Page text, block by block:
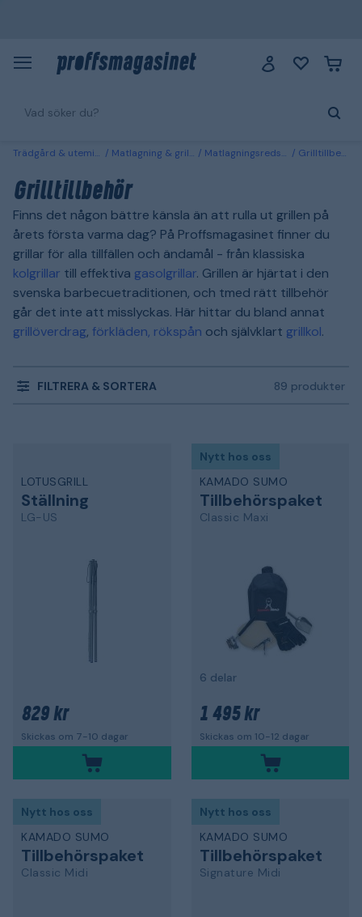
Trädgård & utemiljö Matlagning & grillar Matlagningsredskap Grilltillbehör
Grilltillbehör
Finns det någon bättre känsla än att rulla ut grillen på
årets första varma dag? På Proffsmagasinet finner du
grillar för alla tillfällen och ändamål - från klassiska
kolgrillar till effektiva gasolgrillar. Grillen är hjärtat i den
svenska barbecuetraditionen, och tmed rätt tillbehör
går det inte att misslyckas. Här hittar du bland annat
grillöverdrag, förkläden, rökspån och självklart grillkol.
FILTRERA & SORTERA 89 produkter
LOTUSGRILL
Ställning
LG-US
829 kr
Skickas om 7-10 dagar
Nytt hos oss
KAMADO SUMO
Tillbehörspaket
Classic Maxi
6 delar
1 495 kr
Skickas om 10-12 dagar
Nytt hos oss
KAMADO SUMO
Tillbehörspaket
Classic Midi
Nytt hos oss
KAMADO SUMO
Tillbehörspaket
Signature Midi